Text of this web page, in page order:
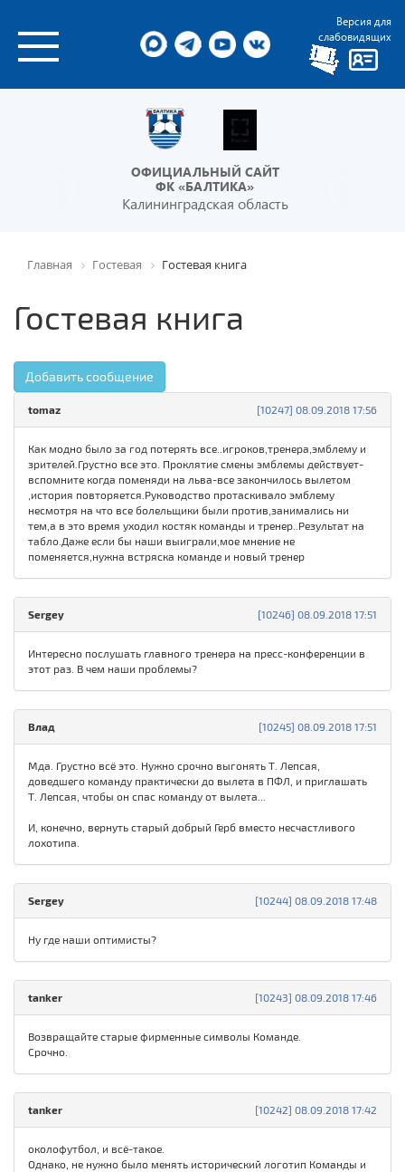
Версия для
слабовидящих
ОФИЦИАЛЬНЫЙ САЙТ
ФК «БАЛТИКА»
Калининградская область
Главная Гостевая Гостевая книга
Гостевая книга
Добавить сообщение
[10247] 08.09.2018 17:56
tomaz
Как модно было за год потерять все..игроков,тренера,эмблему и
зрителей.Грустно все это. Проклятие смены эмблемы действует-
вспомните когда поменяди на льва-все закончилось вылетом
,история повторяется.Руководство протаскивало эмблему
несмотря на что все болельщики были против,занимались ни
тем,а в это время уходил костяк команды и тренер..Результат на
табло.Даже если бы наши выиграли,мое мнение не
поменяется,нужна встряска команде и новый тренер
[10246] 08.09.2018 17:51
Sergey
Интересно послушать главного тренера на пресс-конференции в
этот раз. В чем наши проблемы?
[10245] 08.09.2018 17:51
Влад
Мда. Грустно всё это. Нужно срочно выгонять Т. Лепсая,
доведшего команду практически до вылета в ПФЛ, и приглашать
Т. Лепсая, чтобы он спас команду от вылета...
И, конечно, вернуть старый добрый Герб вместо несчастливого
лохотипа.
[10244] 08.09.2018 17:48
Sergey
Ну где наши оптимисты?
[10243] 08.09.2018 17:46
tanker
Возвращайте старые фирменные символы Команде.
Срочно.
[10242] 08.09.2018 17:42
tanker
околофутбол, и всё-такое.
Однако, не нужно было менять исторический логотип Команды и